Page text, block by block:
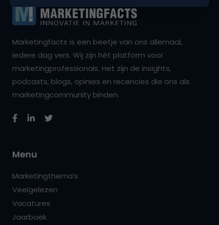
Marketingfacts is een beetje van ons allemaal,
iedere dag vers. Wij zijn hét platform voor
marketingprofessionals. Het zijn de insights,
podcasts, blogs, opinies en recencies die ons als
marketingcommunity binden.
Menu
Marketingthema’s
Veelgelezen
Vacatures
Jaarboek